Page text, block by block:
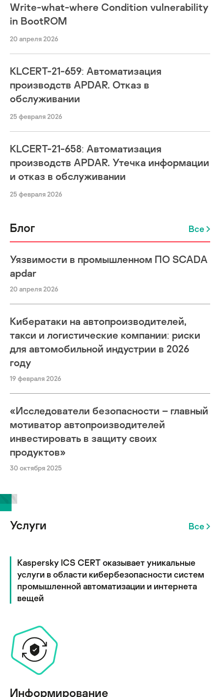
Write-what-where Condition vulnerability
in BootROM
20 апреля 2026
KLCERT-21-659: Автоматизация
производств APDAR. Отказ в
обслуживании
25 февраля 2026
KLCERT-21-658: Автоматизация
производств APDAR. Утечка информации
и отказ в обслуживании
25 февраля 2026
Блог Все
Уязвимости в промышленном ПО SCADA
apdar
20 апреля 2026
Кибератаки на автопроизводителей,
такси и логистические компании: риски
для автомобильной индустрии в 2026
году
19 февраля 2026
«Исследователи безопасности – главный
мотиватор автопроизводителей
инвестировать в защиту своих
продуктов»
30 октября 2025
Услуги Все
Kaspersky ICS CERT оказывает уникальные
услуги в области кибербезопасности систем
промышленной автоматизации и интернета
вещей
Информирование